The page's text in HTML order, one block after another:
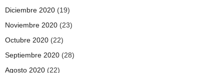
Diciembre 2020 (19)
Noviembre 2020 (23)
Octubre 2020 (22)
Septiembre 2020 (28)
Agosto 2020 (22)